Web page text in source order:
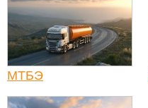
МТБЭ